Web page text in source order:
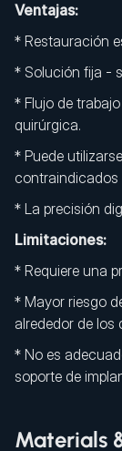
Ventajas:
* Restauración
* Solución fija -
* Flujo de
quirúrgica.
* Puede
contraindicados
* La precisión
Limitaciones:
* Requiere una
* Mayor riesgo
alrededor de los
* No es
soporte de
Materials